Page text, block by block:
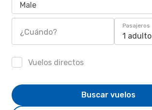
Male
¿Cuándo?
Pasajeros
1 adulto
Vuelos directos
Buscar vuelos